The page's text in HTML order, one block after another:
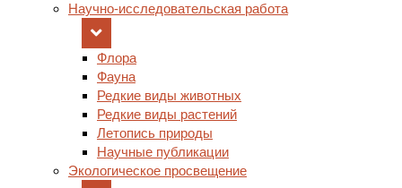
Научно-исследовательская работа
Флора
Фауна
Редкие виды животных
Редкие виды растений
Летопись природы
Научные публикации
Экологическое просвещение